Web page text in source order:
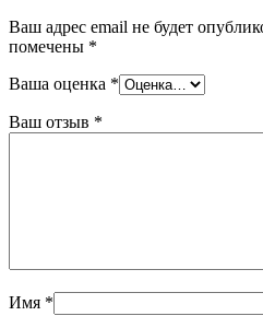
Ваш адрес email не будет
помечены *
Ваша оценка *
Ваш отзыв *
Имя *